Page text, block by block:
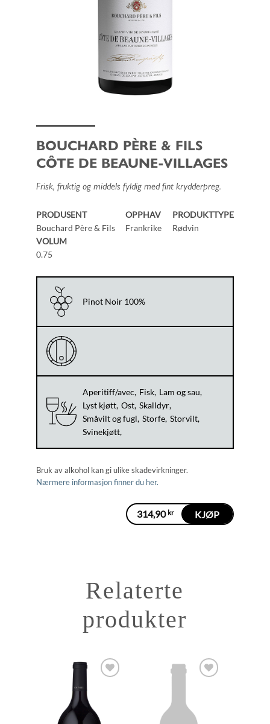
BOUCHARD PÈRE & FILS
CÔTE DE BEAUNE-VILLAGES
Frisk, fruktig og middels fyldig med fint krydderpreg.
PRODUSENT
Bouchard Père & Fils
OPPHAV
Frankrike
PRODUKTTYPE
Rødvin
VOLUM
0.75
Pinot Noir 100%
Aperitiff/avec Fisk Lam og sau
Lyst kjøtt Ost Skalldyr
Småvilt og fugl Storfe Storvilt
Svinekjøtt
Bruk av alkohol kan gi ulike skadevirkninger.
Nærmere informasjon finner du her.
314,90 kr KJØP
Relaterte
produkter